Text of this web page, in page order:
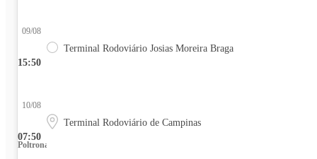
15:50
09/08
Terminal Rodoviário Josias Moreira Braga
07:50
10/08
Terminal Rodoviário de Campinas
Poltrona